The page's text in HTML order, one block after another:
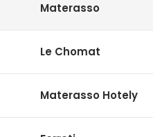
Materasso
Le Chomat
Materasso Hotely